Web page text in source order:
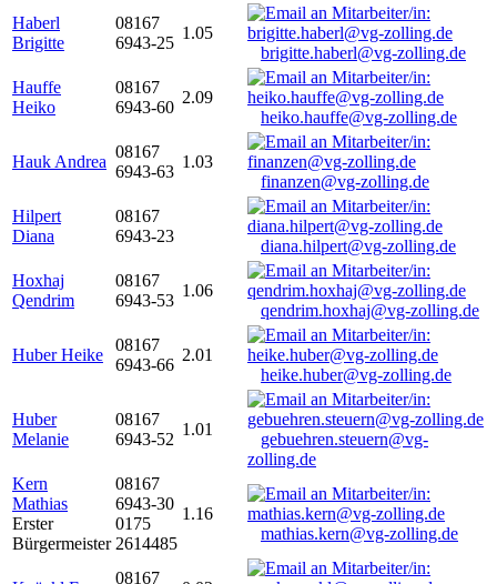
Haberl
Brigitte
08167
6943-25
1.05
brigitte.haberl@vg-zolling.de
Hauffe
Heiko
08167
6943-60
2.09
heiko.hauffe@vg-zolling.de
Hauk Andrea
08167
6943-63
1.03
finanzen@vg-zolling.de
Hilpert
Diana
08167
6943-23
diana.hilpert@vg-zolling.de
Hoxhaj
Qendrim
08167
6943-53
1.06
qendrim.hoxhaj@vg-zolling.de
Huber Heike
08167
6943-66
2.01
heike.huber@vg-zolling.de
Huber
Melanie
08167
6943-52
1.01
gebuehren.steuern@vg-
zolling.de
Kern
Mathias
Erster
Bürgermeister
08167
6943-30
0175
2614485
1.16
mathias.kern@vg-zolling.de
08167